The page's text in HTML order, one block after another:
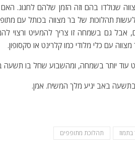
שנולדו בהם וזה הזמן שלהם לחגוג. האם
תהלוכות של בר מצווה בכותל עם
גם בשמחה זו צריך להמעיט ורצוי
עם כלי מלודי כמו קלרינט או סקסופון.
יותר בשמחה, ומהשבוע שחל בו תשעה
באב יגיע מלך המשיח. אמן.
תהלוכת מתופפים